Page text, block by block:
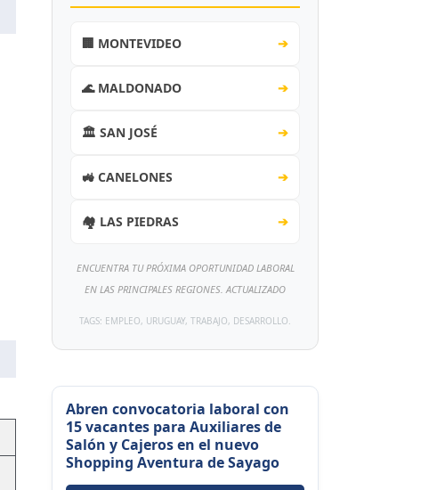
🏢 MONTEVIDEO ➔
🌊 MALDONADO ➔
🏛️ SAN JOSÉ ➔
🚜 CANELONES ➔
🏘️ LAS PIEDRAS ➔
ENCUENTRA TU PRÓXIMA OPORTUNIDAD LABORAL
EN LAS PRINCIPALES REGIONES. ACTUALIZADO
TAGS: EMPLEO, URUGUAY, TRABAJO, DESARROLLO.
Abren convocatoria laboral con
15 vacantes para Auxiliares de
Salón y Cajeros en el nuevo
Shopping Aventura de Sayago